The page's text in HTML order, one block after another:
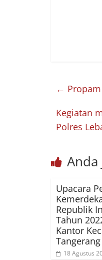
←
Kegiatan
Polres
Anda
Upacara
Republik
Tahun
Kantor
Tangerang
18 Agustus